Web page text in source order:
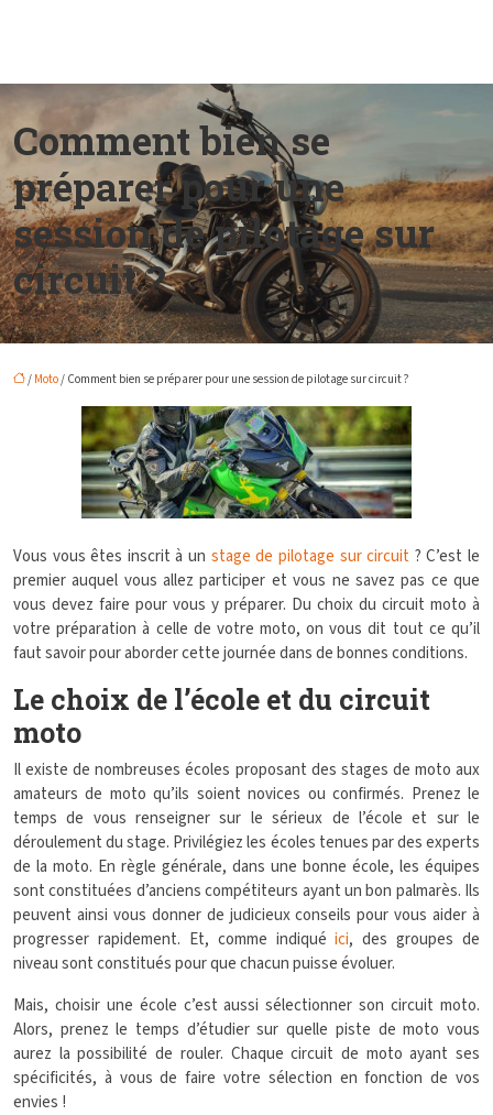
Comment bien se
préparer pour une
session de pilotage sur
circuit ?
/ Moto/ Comment bien se préparer pour une session de pilotage sur circuit ?
Vous vous êtes inscrit à un stage de pilotage sur circuit ? C’est le
premier auquel vous allez participer et vous ne savez pas ce que
vous devez faire pour vous y préparer. Du choix du circuit moto à
votre préparation à celle de votre moto, on vous dit tout ce qu’il
faut savoir pour aborder cette journée dans de bonnes conditions.
Le choix de l’école et du circuit
moto
Il existe de nombreuses écoles proposant des stages de moto aux
amateurs de moto qu’ils soient novices ou confirmés. Prenez le
temps de vous renseigner sur le sérieux de l’école et sur le
déroulement du stage. Privilégiez les écoles tenues par des experts
de la moto. En règle générale, dans une bonne école, les équipes
sont constituées d’anciens compétiteurs ayant un bon palmarès. Ils
peuvent ainsi vous donner de judicieux conseils pour vous aider à
progresser rapidement. Et, comme indiquéici, des groupes de
niveau sont constitués pour que chacun puisse évoluer.
Mais, choisir une école c’est aussi sélectionner son circuit moto.
Alors, prenez le temps d’étudier sur quelle piste de moto vous
aurez la possibilité de rouler. Chaque circuit de moto ayant ses
spécificités, à vous de faire votre sélection en fonction de vos
envies !